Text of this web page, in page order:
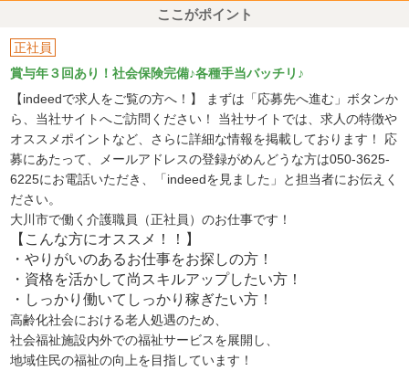
ここがポイント
正社員
賞与年３回あり！社会保険完備♪各種手当バッチリ♪
【indeedで求人をご覧の方へ！】 まずは「応募先へ進む」ボタンか
ら、当社サイトへご訪問ください！ 当社サイトでは、求人の特徴や
オススメポイントなど、さらに詳細な情報を掲載しております！ 応
募にあたって、メールアドレスの登録がめんどうな方は050-3625-
6225にお電話いただき、「indeedを見ました」と担当者にお伝えく
ださい。
大川市で働く介護職員（正社員）のお仕事です！
【こんな方にオススメ！！】
・やりがいのあるお仕事をお探しの方！
・資格を活かして尚スキルアップしたい方！
・しっかり働いてしっかり稼ぎたい方！
高齢化社会における老人処遇のため、
社会福祉施設内外での福祉サービスを展開し、
地域住民の福祉の向上を目指しています！